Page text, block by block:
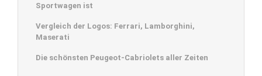
Sportwagen ist
Vergleich der Logos: Ferrari, Lamborghini,
Maserati
Die schönsten Peugeot-Cabriolets aller Zeiten